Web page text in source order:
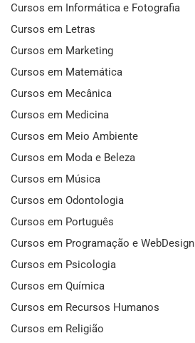
Cursos em Informática e Fotografia
Cursos em Letras
Cursos em Marketing
Cursos em Matemática
Cursos em Mecânica
Cursos em Medicina
Cursos em Meio Ambiente
Cursos em Moda e Beleza
Cursos em Música
Cursos em Odontologia
Cursos em Português
Cursos em Programação e WebDesign
Cursos em Psicologia
Cursos em Química
Cursos em Recursos Humanos
Cursos em Religião